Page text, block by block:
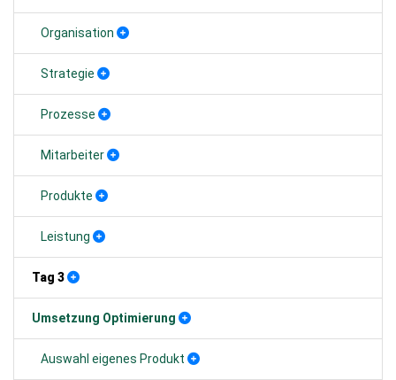
Organisation
Strategie
Prozesse
Mitarbeiter
Produkte
Leistung
Tag 3
Umsetzung Optimierung
Auswahl eigenes Produkt